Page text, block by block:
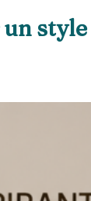
un